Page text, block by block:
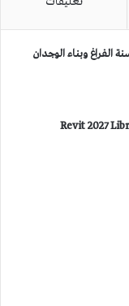
الفراغ وبناء الوجدان